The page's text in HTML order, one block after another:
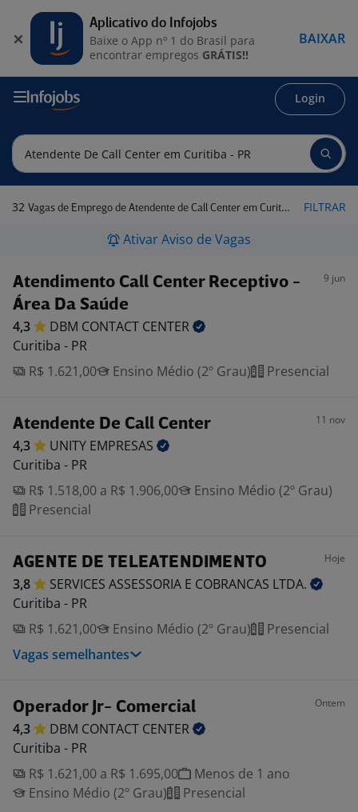
Login
32 Vagas de Emprego de Atendente de Call Center em Curitiba - PR FILTRAR
Ativar Aviso de Vagas
Atendimento Call Center Receptivo -
Área Da Saúde
9 jun
4,3 DBM CONTACT CENTER
Curitiba - PR
R$ 1.621,00
Ensino Médio (2º Grau) Presencial
Atendente De Call Center 11 nov
4,3 UNITY EMPRESAS
Curitiba - PR
R$ 1.518,00 a R$ 1.906,00
Ensino Médio (2º Grau)
Presencial
AGENTE DE TELEATENDIMENTO Hoje
3,8 SERVICES ASSESSORIA E COBRANCAS LTDA.
Curitiba - PR
R$ 1.621,00
Ensino Médio (2º Grau)
Presencial
Vagas semelhantes
Operador Jr- Comercial Ontem
4,3 DBM CONTACT CENTER
Curitiba - PR
R$ 1.621,00 a R$ 1.695,00
Menos de 1 ano
Ensino Médio (2º Grau)
Presencial
Aplicativo do Infojobs
Baixe o App nº 1 do Brasil para
encontrar empregos GRÁTIS!!
BAIXAR